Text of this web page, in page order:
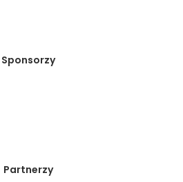
Sponsorzy
Partnerzy